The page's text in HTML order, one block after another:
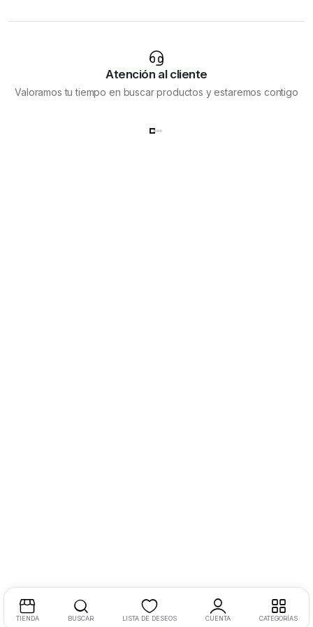
de
Atención al cliente
Valoramos tu tiempo en buscar productos y estaremos contigo
TIENDA BUSCAR LISTA DE DESEOS CUENTA CATEGORÍAS